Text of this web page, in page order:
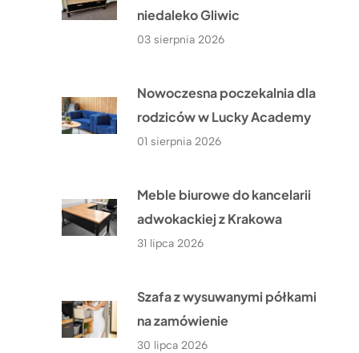
niedaleko Gliwic
03 sierpnia 2026
Nowoczesna poczekalnia dla
rodziców w Lucky Academy
01 sierpnia 2026
Meble biurowe do kancelarii
adwokackiej z Krakowa
31 lipca 2026
Szafa z wysuwanymi półkami
na zamówienie
30 lipca 2026